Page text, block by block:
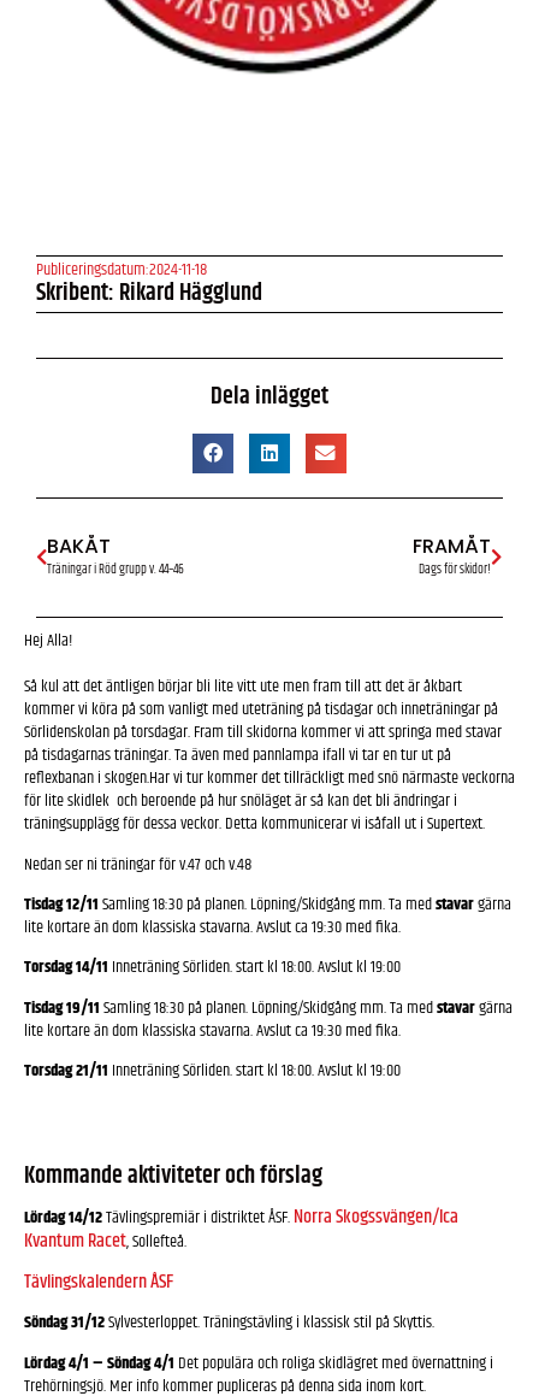
Publiceringsdatum:2024-11-18
Skribent: Rikard Hägglund
Dela inlägget
BAKÅT
Träningar i Röd grupp v. 44–46
FRAMÅT
Dags för skidor!
Hej Alla!
Så kul att det äntligen börjar bli lite vitt ute men fram till att det är åkbart
kommer vi köra på som vanligt med uteträning på tisdagar och inneträningar på
Sörlidenskolan på torsdagar. Fram till skidorna kommer vi att springa med stavar
på tisdagarnas träningar. Ta även med pannlampa ifall vi tar en tur ut på
reflexbanan i skogen.Har vi tur kommer det tillräckligt med snö närmaste veckorna
för lite skidlek och beroende på hur snöläget är så kan det bli ändringar i
träningsupplägg för dessa veckor. Detta kommunicerar vi isåfall ut i Supertext.
Nedan ser ni träningar för v.47 och v.48
Tisdag 12/11Samling 18:30 på planen. Löpning/Skidgång mm. Ta medstavargärna
lite kortare än dom klassiska stavarna. Avslut ca 19:30 med fika.
Torsdag 14/11 Inneträning Sörliden. start kl 18:00. Avslut kl 19:00
Tisdag 19/11Samling 18:30 på planen. Löpning/Skidgång mm. Ta medstavargärna
lite kortare än dom klassiska stavarna. Avslut ca 19:30 med fika.
Torsdag 21/11 Inneträning Sörliden. start kl 18:00. Avslut kl 19:00
Kommande aktiviteter och förslag
Lördag 14/12Tävlingspremiär i distriktet ÅSF.Norra Skogssvängen/Ica
Kvantum Racet, Sollefteå.
Tävlingskalendern ÅSF
Söndag 31/12Sylvesterloppet. Träningstävling i klassisk stil på Skyttis.
Lördag 4/1 – Söndag 4/1 Det populära och roliga skidlägret med övernattning i
Trehörningsjö. Mer info kommer pupliceras på denna sida inom kort.